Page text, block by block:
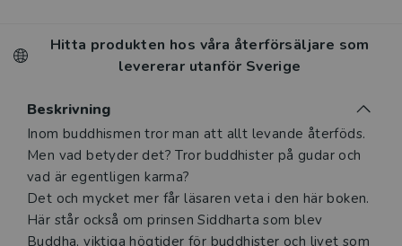
Hitta produkten hos våra återförsäljare som
levererar utanför Sverige
Beskrivning
Beskrivning
Inom buddhismen tror man att allt levande återföds.
Men vad betyder det? Tror buddhister på gudar och
vad är egentligen karma?
Det och mycket mer får läsaren veta i den här boken.
Här står också om prinsen Siddharta som blev
Buddha, viktiga högtider för buddhister och livet som